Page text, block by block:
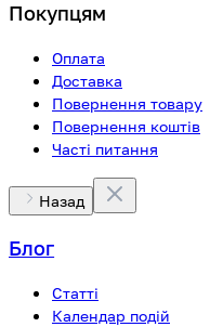
Покупцям
Оплата
Доставка
Повернення товару
Повернення коштів
Часті питання
Назад
Блог
Статті
Календар подій